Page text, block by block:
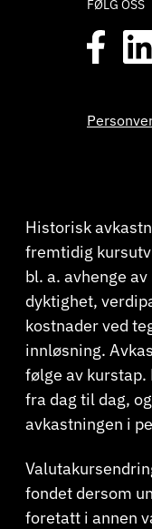
FØLG OSS
Historisk
fremtidig
bl. a. avhenge
dyktighet,
kostnader ved
innløsning.
følge av
fra dag til dag,
avkastningen i
fondet dersom
foretatt i annen